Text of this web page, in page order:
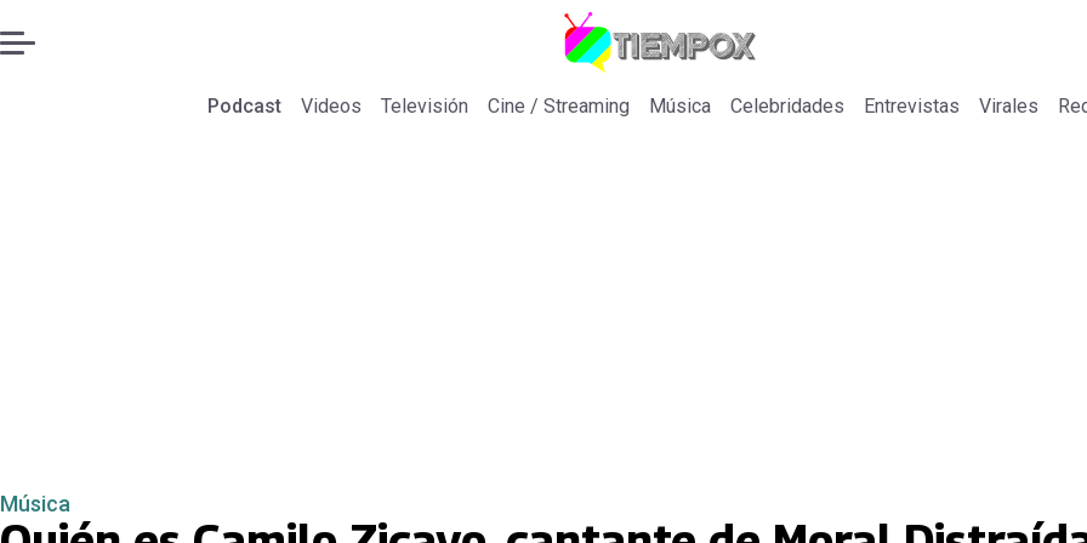
Podcast Videos Televisión Cine / Streaming Música Celebridades Entrevistas Virales
Música